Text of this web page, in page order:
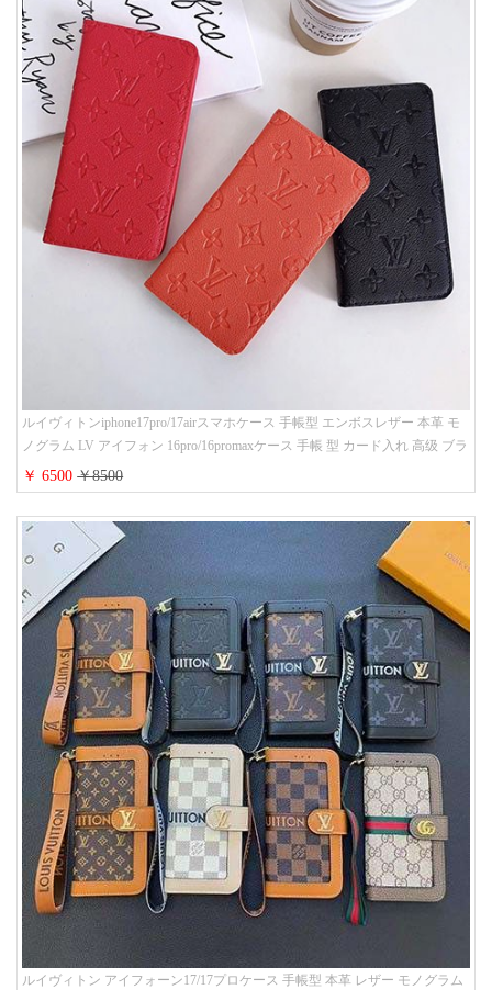
ルイヴィトンiphone17pro/17airスマホケース 手帳型 エンボスレザー 本革 モ
ノグラム LV アイフォン 16pro/16promaxケース 手帳 型 カード入れ 高级 ブラ
ンド iPhone 15/14/13 proケース 手帳型 男女通用 大人かわいい
￥ 6500￥8500
ルイヴィトン アイフォーン17/17プロケース 手帳型 本革 レザー モノグラム